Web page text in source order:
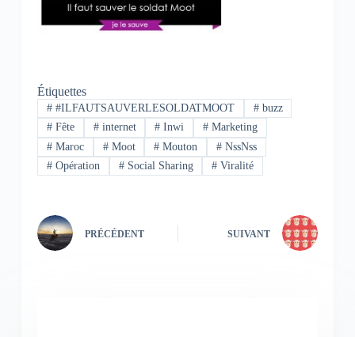
Étiquettes
##ILFAUTSAUVERLESOLDATMOOT #buzz
#Fête #internet # Inwi # Marketing
#Maroc #Moot # Mouton # NssNss
#Opération #Social Sharing # Viralité
PRÉCÉDENT SUIVANT